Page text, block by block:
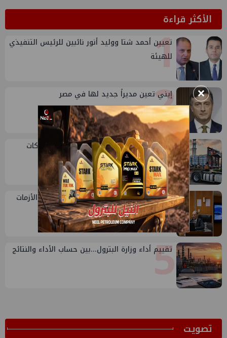
الأكثر قراءة1
تعيين أحمد شتا ووليد أنور نائبين للرئيس التنفيذي
للهيئة
2
إيني تعين مديراً جديد لها في مصر
3
أكبا تبدأ تصدير 60 ألف طن من زيوت المحركات
البحرية للأسواق الخارجية
4
جنوب الوادي تنظم لقاء توعوي حول إدارة الأزمات
5
تقييم أداء وزارة البترول...بين حساب الأداء والنتائج
ﺗﺼﻮﻳﺖ
×